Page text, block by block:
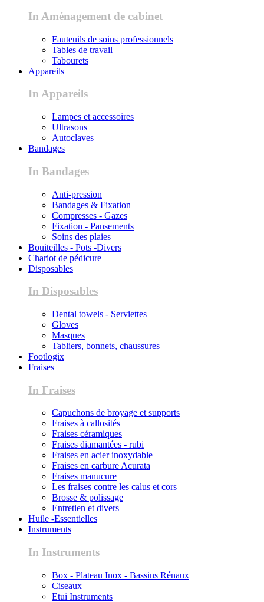
In Aménagement de cabinet
Fauteuils de soins professionnels
Tables de travail
Tabourets
Appareils
In Appareils
Lampes et accessoires
Ultrasons
Autoclaves
Bandages
In Bandages
Anti-pression
Bandages & Fixation
Compresses - Gazes
Fixation - Pansements
Soins des plaies
Bouiteilles - Pots -Divers
Chariot de pédicure
Disposables
In Disposables
Dental towels - Serviettes
Gloves
Masques
Tabliers, bonnets, chaussures
Footlogix
Fraises
In Fraises
Capuchons de broyage et supports
Fraises à callosités
Fraises céramiques
Fraises diamantées - rubi
Fraises en acier inoxydable
Fraises en carbure Acurata
Fraises manucure
Les fraises contre les calus et cors
Brosse & polissage
Entretien et divers
Huile -Essentielles
Instruments
In Instruments
Box - Plateau Inox - Bassins Rénaux
Ciseaux
Etui Instruments